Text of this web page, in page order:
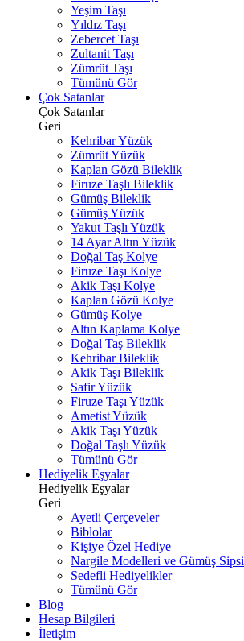
Yeşim Taşı
Yıldız Taşı
Zebercet Taşı
Zultanit Taşı
Zümrüt Taşı
Tümünü Gör
Çok Satanlar
Çok Satanlar
Geri
Kehribar Yüzük
Zümrüt Yüzük
Kaplan Gözü Bileklik
Firuze Taşlı Bileklik
Gümüş Bileklik
Gümüş Yüzük
Yakut Taşlı Yüzük
14 Ayar Altın Yüzük
Doğal Taş Kolye
Firuze Taşı Kolye
Akik Taşı Kolye
Kaplan Gözü Kolye
Gümüş Kolye
Altın Kaplama Kolye
Doğal Taş Bileklik
Kehribar Bileklik
Akik Taşı Bileklik
Safir Yüzük
Firuze Taşı Yüzük
Ametist Yüzük
Akik Taşı Yüzük
Doğal Taşlı Yüzük
Tümünü Gör
Hediyelik Eşyalar
Hediyelik Eşyalar
Geri
Ayetli Çerçeveler
Biblolar
Kişiye Özel Hediye
Nargile Modelleri ve Gümüş Sipsi
Sedefli Hediyelikler
Tümünü Gör
Blog
Hesap Bilgileri
İletişim